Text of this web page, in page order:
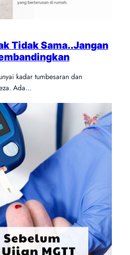
Tidak Sama..Jangan
kadar tumbesaran dan
Ada…